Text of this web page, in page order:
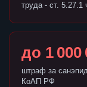
труда - ст.
до 1 000
штраф за
КоАП РФ